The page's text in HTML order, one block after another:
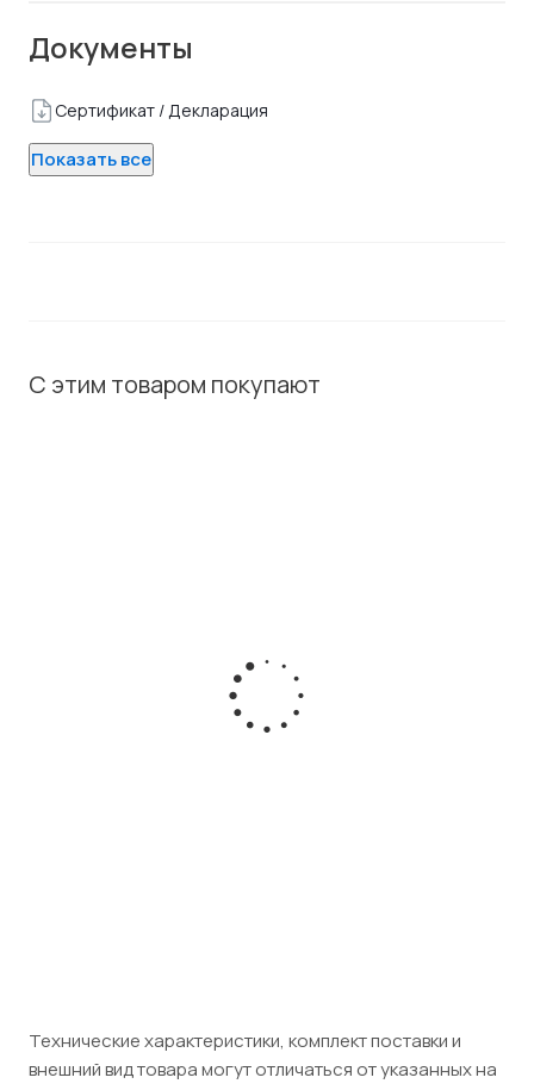
Документы
Сертификат / Декларация
Показать все
С этим товаром покупают
Блок питания IP телефона Avaya 1600PWREU
Есть в наличии
Технические характеристики, комплект поставки и
внешний вид товара могут отличаться от указанных на